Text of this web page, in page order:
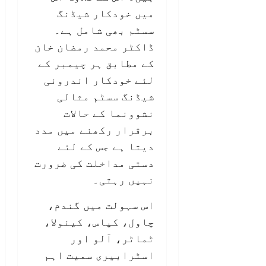
میں خودکار شیڈنگ
سسٹم بھی شامل ہے۔
ڈاکٹر محمد رمضان خان
کے مطابق ہر چیمبر کے
لئے خودکار اندرونی
شیڈنگ سسٹم مثالی
نشوونما کے حالات
برقرار رکھنے میں مدد
دیتا ہے جس کے لئے
دستی مداخلت کی ضرورت
نہیں رہتی۔
اس سہولت میں گندم،
چاول، کپاس، کینولا،
ٹماٹر، آلو اور
اسٹرابیری سمیت اہم